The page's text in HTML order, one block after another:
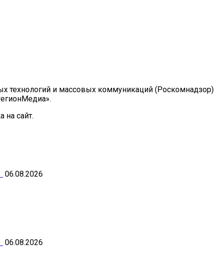
технологий и массовых коммуникаций (Роскомнадзор)
на сайт.
06.08.2026
06.08.2026